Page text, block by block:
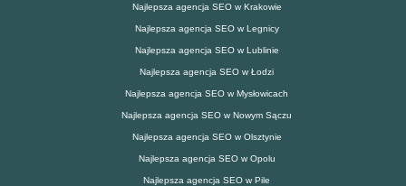
Najlepsza agencja SEO w Krakowie
Najlepsza agencja SEO w Legnicy
Najlepsza agencja SEO w Lublinie
Najlepsza agencja SEO w Łodzi
Najlepsza agencja SEO w Mysłowicach
Najlepsza agencja SEO w Nowym Sączu
Najlepsza agencja SEO w Olsztynie
Najlepsza agencja SEO w Opolu
Najlepsza agencja SEO w Pile